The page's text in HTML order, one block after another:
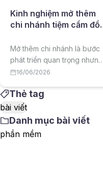
Kinh nghiệm mở thêm
chi nhánh tiệm cầm đồ
Mở thêm chi nhánh là bước
phát triển quan trọng nhưng
nhiều rủi ro của một tiệm cầm
nghiệm về thời điểm, vốn, địa
điểm, nhân sự và cách quản
lý nhiều chi nhánh hiệu quả.
16/06/2026
Thẻ tag
bài viết
Danh mục bài viết
phần mềm